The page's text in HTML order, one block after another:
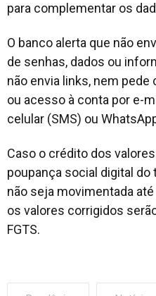
para complementar os
O banco alerta que não
de senhas, dados ou
não envia links, nem
ou acesso à conta por e-
celular (SMS) ou
Caso o crédito dos
poupança social digital do
não seja movimentada
os valores corrigidos
FGTS.